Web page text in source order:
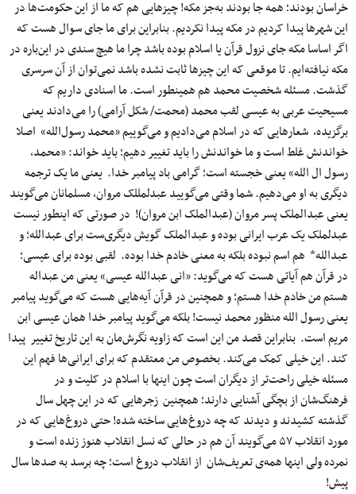
خراسان بودند؛ همه جا بودند به‌جز مکه! چیزهایی هم که ما از این حکومت‌ها در
این شهرها پیدا کردیم در مکه پیدا نکردیم. بنابراین برای ما جای سوال هست که
اگر اساسا مکه جای نزول قرآن یا اسلام بوده باشد چرا ما هیچ سندی در این‌باره در
مکه نیافته‌ایم. تا موقعی که این چیزها ثابت نشده باشد نمی‌توان از آن سرسری
گذشت. مسئله شخصیت محمد هم همینطور است. ما اسنادی داریم که
مسیحیت عربی به عیسی لقب محمد (محمت/ شکل آرامی) را می‌دادند یعنی
برگزیده، شعارهایی که در اسلام می‌دادیم و می‌گوییم «محمد رسول‌الله» اصلا
خواندنش غلط است و ما خواندنش را باید تغییر دهیم؛ باید خواند: «محمد،
رسول ال الله» یعنی خجسته است؛ گرامی باد پیامبر خدا. یعنی ما یک ترجمه
دیگری به او می‌دهیم. شما وقتی می‌گویید عبدلمللک مروان، مسلمانان می‌گویند
یعنی عبدالملک پسر مروان (عبدالملک ابن مروان)! در صورتی که اینطور نیست
عبدلملک یک عرب ایرانی بوده و عبدالملک گویش دیگری‌ست برای عبدالله؛ و
عبدالله* هم اسم نبوده بلکه به معنی خادم خدا بوده. لقبی بوده برای عیسی؛
در قرآن هم آیاتی هست که می‌گوید: «انی عبدالله عیسی» یعنی من عبداله
هستم من خادم خدا هستم؛ و همچنین در قرآن آیه‌هایی هست که می‌گوید پیامبر
یعنی رسول الله منظور محمد نیست! بلکه می‌گوید پیامبر خدا همان عیسی ابن
مریم است. بنابراین قصد من این است که زاویه نگرش‌مان به این تاریخ تغییر پیدا
کند. این خیلی کمک می‌کند. بخصوص من معتقدم که برای ایرانی‌ها فهم این
مسئله خیلی راحت‌تر از دیگران است چون اینها با اسلام در کلیت و در
فرهنگ‌شان از بچگی آشنایی دارند؛ همچنین زجرهایی که در این چهل سال
گذشته کشیدند و دیدند که چه دروغ‌هایی ساخته شده! حتی دروغ‌هایی که در
مورد انقلاب ۵۷ می‌گویند آن هم در حالی که نسل انقلاب هنوز زنده است و
نمرده ولی اینها همه‌ی تعریف‌شان از انقلاب دروغ‌ است؛ چه برسد به صدها سال
پیش!